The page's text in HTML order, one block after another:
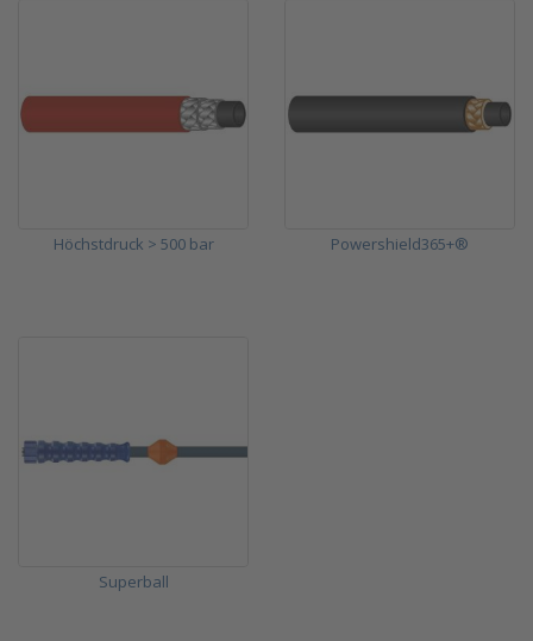
Höchstdruck > 500 bar Powershield365+®
Superball